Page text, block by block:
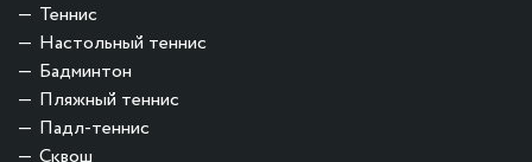
Теннис
Настольный теннис
Бадминтон
Пляжный теннис
Падл-теннис